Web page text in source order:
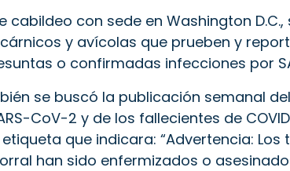
cabildeo con sede en Washington
y avícolas que prueben y
o confirmadas infecciones por
se buscó la publicación semanal
CoV-2 y de los fallecientes de
que indicara: “Advertencia:
han sido enfermizados o